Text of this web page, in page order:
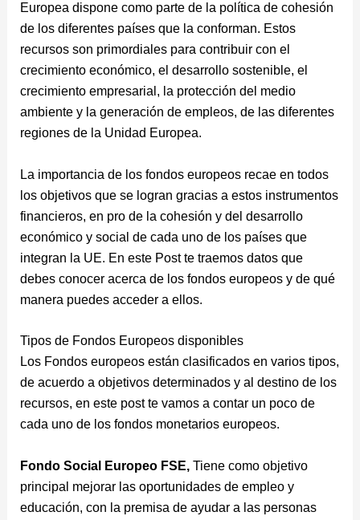
Europea dispone como parte de la política de cohesión
de los diferentes países que la conforman. Estos
recursos son primordiales para contribuir con el
crecimiento económico, el desarrollo sostenible, el
crecimiento empresarial, la protección del medio
ambiente y la generación de empleos, de las diferentes
regiones de la Unidad Europea.
La importancia de los fondos europeos recae en todos
los objetivos que se logran gracias a estos instrumentos
financieros, en pro de la cohesión y del desarrollo
económico y social de cada uno de los países que
integran la UE. En este Post te traemos datos que
debes conocer acerca de los fondos europeos y de qué
manera puedes acceder a ellos.
Tipos de Fondos Europeos disponibles
Los Fondos europeos están clasificados en varios tipos,
de acuerdo a objetivos determinados y al destino de los
recursos, en este post te vamos a contar un poco de
cada uno de los fondos monetarios europeos.
Fondo Social Europeo FSE,Tiene como objetivo
principal mejorar las oportunidades de empleo y
educación, con la premisa de ayudar a las personas